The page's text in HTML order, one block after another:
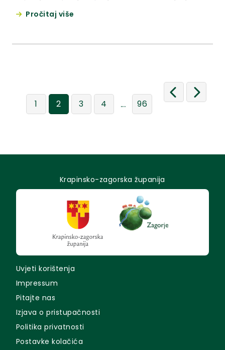
13. prosinca 2023. okrugli stol na temu novih
Pročitaj više
1 2 3 4 ... 96
Krapinsko-zagorska županija
Uvjeti korištenja
Impressum
Pitajte nas
Izjava o pristupačnosti
Politika privatnosti
Postavke kolačića